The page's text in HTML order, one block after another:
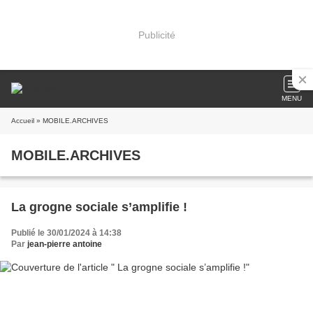
Publicité
MENU
Accueil » MOBILE.ARCHIVES
MOBILE.ARCHIVES
La grogne sociale s’amplifie !
Publié le 30/01/2024 à 14:38
Par jean-pierre antoine